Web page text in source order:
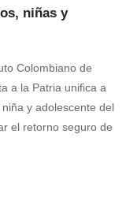
niñas y
Colombiano de
a la Patria unifica a
y adolescente del
el retorno seguro de